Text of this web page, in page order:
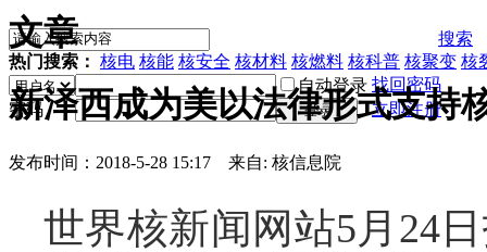
搜索
热门搜索： 核电 核能 核安全 核材料 核燃料 核科普 核聚变 核
自动登录 找回密码
密码
登录 立即注册
文章
新泽西成为美以法律形式支持
发布时间：2018-5-28 15:17 来自: 核信息院
世界核新闻网站5月24